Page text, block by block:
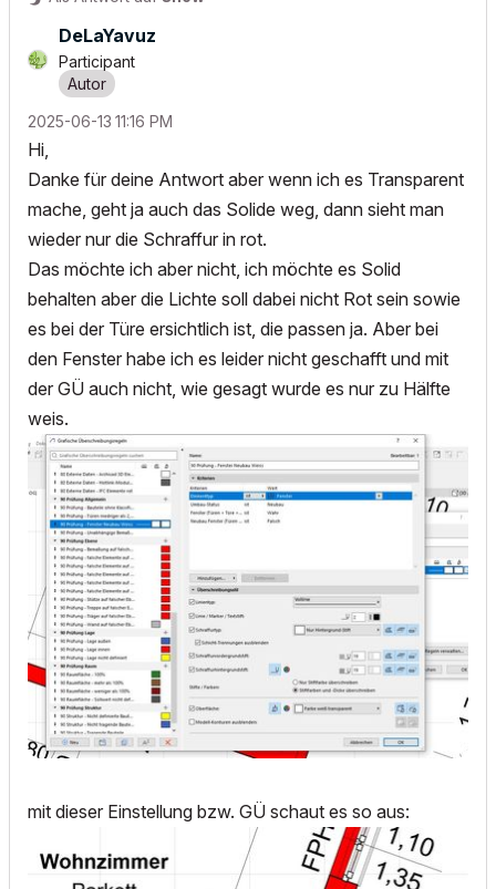
DeLaYavuz
Participant
‎2025-06-13 11:16 PM
Hi,
Danke für deine Antwort aber wenn ich es Transparent
mache, geht ja auch das Solide weg, dann sieht man
wieder nur die Schraffur in rot.
Das möchte ich aber nicht, ich möchte es Solid
behalten aber die Lichte soll dabei nicht Rot sein sowie
es bei der Türe ersichtlich ist, die passen ja. Aber bei
den Fenster habe ich es leider nicht geschafft und mit
der GÜ auch nicht, wie gesagt wurde es nur zu Hälfte
weis.
mit dieser Einstellung bzw. GÜ schaut es so aus: